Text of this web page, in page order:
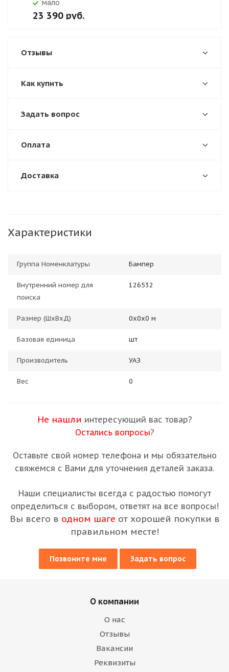
Мало
23 390 руб.
Отзывы
Как купить
Задать вопрос
Оплата
Доставка
Характеристики
Группа Номенклатуры Бампер
Внутренний номер для
поиска
126532
Размер (ШхВхД) 0х0х0 м
Базовая единица шт
Производитель УАЗ
Вес 0
Не нашли интересующий вас товар?
Остались вопросы?
Оставьте свой номер телефона и мы обязательно
свяжемся с Вами для уточнения деталей заказа.
Наши специалисты всегда с радостью помогут
определиться с выбором, ответят на все вопросы!
Вы всего в одном шаге от хорошей покупки в
правильном месте!
Позвоните мне Задать вопрос
О компании
О нас
Отзывы
Вакансии
Реквизиты